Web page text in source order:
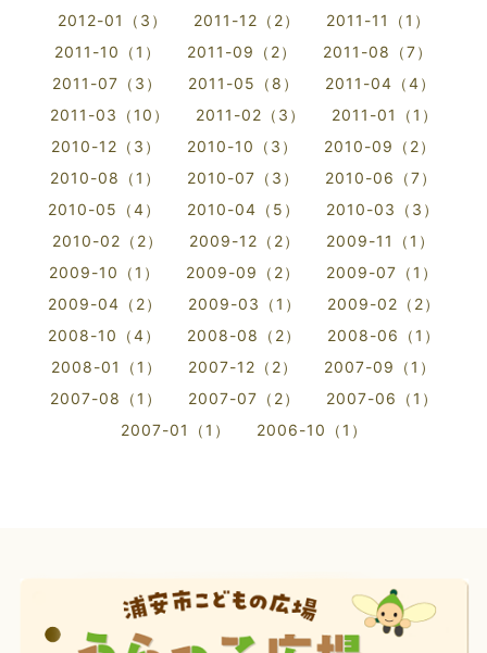
2012-01（3）
2011-12（2）
2011-11（1）
2011-10（1）
2011-09（2）
2011-08（7）
2011-07（3）
2011-05（8）
2011-04（4）
2011-03（10）
2011-02（3）
2011-01（1）
2010-12（3）
2010-10（3）
2010-09（2）
2010-08（1）
2010-07（3）
2010-06（7）
2010-05（4）
2010-04（5）
2010-03（3）
2010-02（2）
2009-12（2）
2009-11（1）
2009-10（1）
2009-09（2）
2009-07（1）
2009-04（2）
2009-03（1）
2009-02（2）
2008-10（4）
2008-08（2）
2008-06（1）
2008-01（1）
2007-12（2）
2007-09（1）
2007-08（1）
2007-07（2）
2007-06（1）
2007-01（1）
2006-10（1）